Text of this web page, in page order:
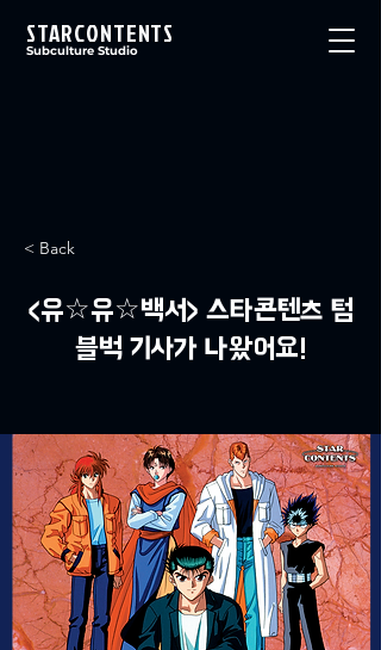
STARCONTENTS
Subculture Studio
< Back
<유☆유☆백서> 스타콘텐츠 텀
블벅 기사가 나왔어요!